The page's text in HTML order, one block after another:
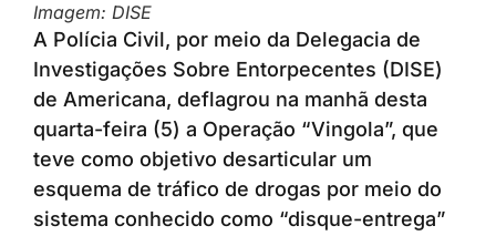
Imagem: DISE
A Polícia Civil, por meio da Delegacia de
Investigações Sobre Entorpecentes (DISE)
de Americana, deflagrou na manhã desta
quarta-feira (5) a Operação “Vingola”, que
teve como objetivo desarticular um
esquema de tráfico de drogas por meio do
sistema conhecido como “disque-entrega”